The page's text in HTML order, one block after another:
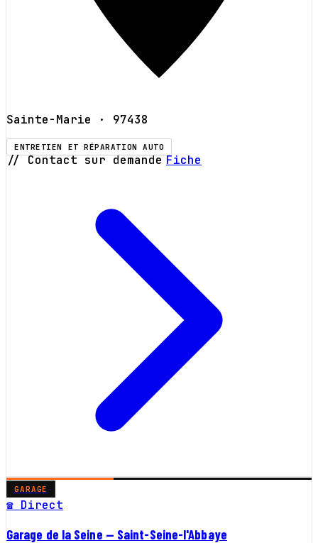
Sainte-Marie · 97438
ENTRETIEN ET RÉPARATION AUTO
// Contact sur demande Fiche
GARAGE
☎ Direct
Garage de la Seine — Saint-Seine-l'Abbaye